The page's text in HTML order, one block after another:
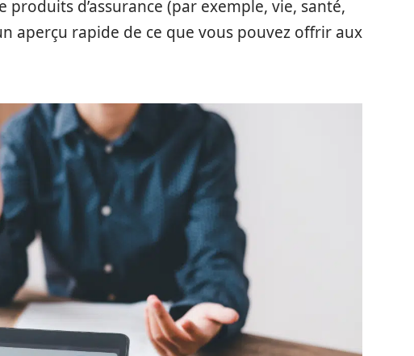
d’assurance (par exemple, vie, santé,
aperçu rapide de ce que vous pouvez offrir aux